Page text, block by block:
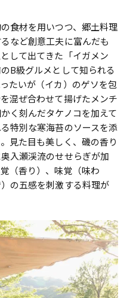
食材を用いつつ、郷土料理
など創意工夫に富んだも
して出てきた「イガメン
B級グルメとして知られる
たいが（イカ）のゲソを包
混ぜ合わせて揚げたメンチ
く刻んだタケノコを加えて
特別な寒海苔のソースを添
見た目も美しく、磯の香り
入瀬渓流のせせらぎが加
（香り）、味覚（味わ
の五感を刺激する料理が